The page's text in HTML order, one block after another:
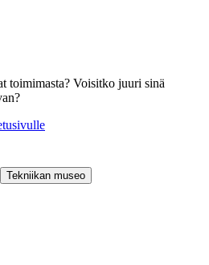
toimimasta? Voisitko juuri sinä
Tekniikan museo